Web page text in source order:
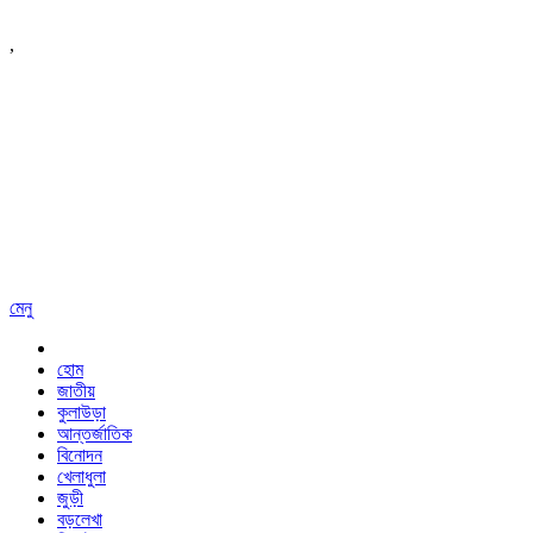
,
মেনু
হোম
জাতীয়
কুলাউড়া
আন্তর্জাতিক
বিনোদন
খেলাধুলা
জুড়ী
বড়লেখা